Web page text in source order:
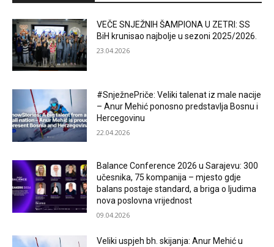
VEČE SNJEŽNIH ŠAMPIONA U ZETRI: SS
BiH krunisao najbolje u sezoni 2025/2026.
23.04.2026
#SnježnePriče: Veliki talenat iz male nacije
– Anur Mehić ponosno predstavlja Bosnu i
Hercegovinu
22.04.2026
Balance Conference 2026 u Sarajevu: 300
učesnika, 75 kompanija – mjesto gdje
balans postaje standard, a briga o ljudima
nova poslovna vrijednost
09.04.2026
Veliki uspjeh bh. skijanja: Anur Mehić u